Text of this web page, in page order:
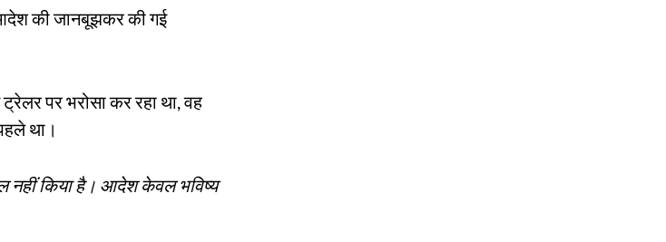
की जानबूझकर की गई
पर भरोसा कर रहा था, वह
था।
नहीं किया है। आदेश केवल भविष्य